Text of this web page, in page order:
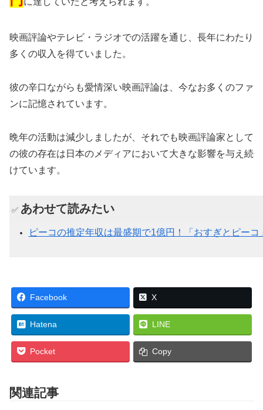
映画評論やテレビ・ラジオでの活躍を通じ、長年にわたり
多くの収入を得ていました。
彼の辛口ながらも愛情深い映画評論は、今なお多くのファ
ンに記憶されています。
晩年の活動は減少しましたが、それでも映画評論家として
の彼の存在は日本のメディアにおいて大きな影響を与え続
けています。
✅ あわせて読みたい
ピーコの推定年収は最盛期で1億円！「おすぎとピー
Facebook X
Hatena LINE
Pocket Copy
関連記事